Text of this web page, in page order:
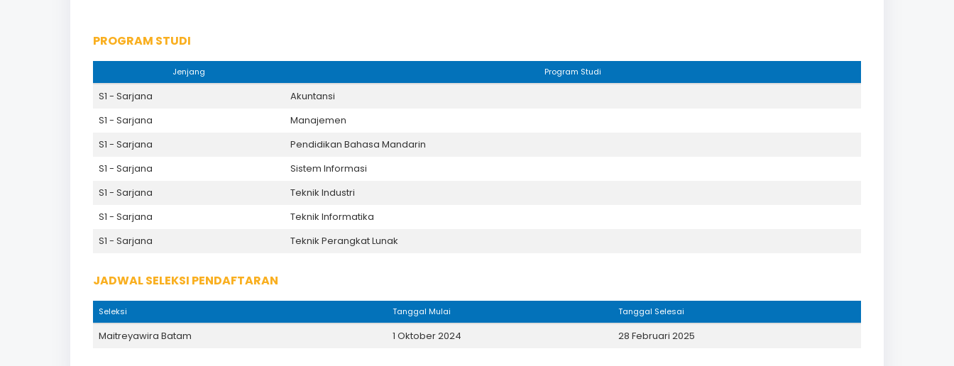
PROGRAM STUDI
Jenjang Program Studi
S1 - Sarjana
Akuntansi
S1 - Sarjana
Manajemen
S1 - Sarjana
Pendidikan Bahasa Mandarin
S1 - Sarjana
Sistem Informasi
S1 - Sarjana
Teknik Industri
S1 - Sarjana
Teknik Informatika
S1 - Sarjana
Teknik Perangkat Lunak
JADWAL SELEKSI PENDAFTARAN
Seleksi Tanggal Mulai Tanggal Selesai
Maitreyawira Batam 1 Oktober 2024 28 Februari 2025